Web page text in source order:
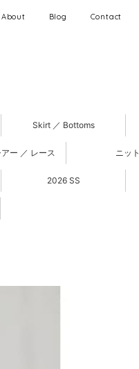
About Blog Contact
Skirt ／ Bottoms
ー ／ レース ニット
2026 SS